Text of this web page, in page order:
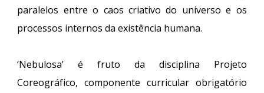
paralelos entre o caos criativo do universo e os
processos internos da existência humana.
‘Nebulosa’ é fruto da disciplina Projeto
Coreográfico, componente curricular obrigatório